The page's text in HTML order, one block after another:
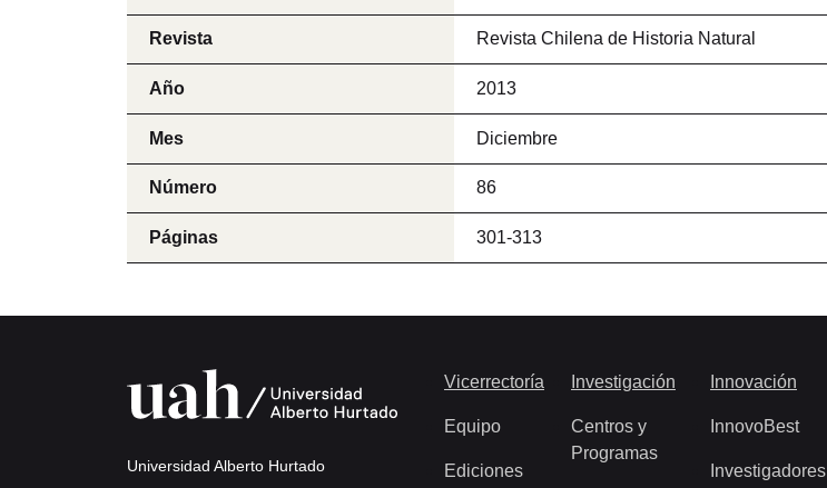
Revista Revista Chilena de Historia Natural
Año 2013
Mes Diciembre
Número 86
Páginas 301-313
Universidad Alberto Hurtado
Vicerrectoría
Equipo
Ediciones
Investigación
Centros y
Programas
Innovación
InnovoBest
Investigadores